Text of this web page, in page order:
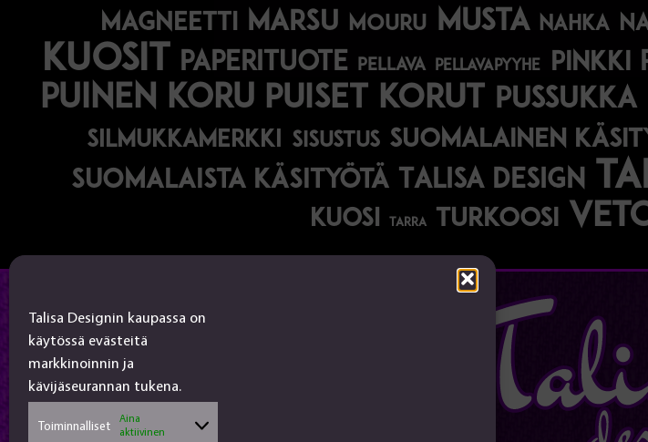
Talisa Designin kaupassa on
käytössä evästeitä
markkinoinnin ja
kävijäseurannan tukena.
Toiminnalliset
Aina
aktiivinen
magneetti marsu mouru musta nahka
kuosit
paperituote pellava pellavapyyhe pinkki
puinen koru puiset korut pussukka
silmukkamerkki sisustus suomalainen
suomalaista käsityötä Talisa Design
kuosi
tarra turkoosi
Talisa Design
tanjalusua@gmail.com